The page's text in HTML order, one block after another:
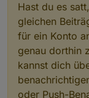
Hast du es
gleichen
für ein Konto
genau dorthin
kannst dich
oder Push-